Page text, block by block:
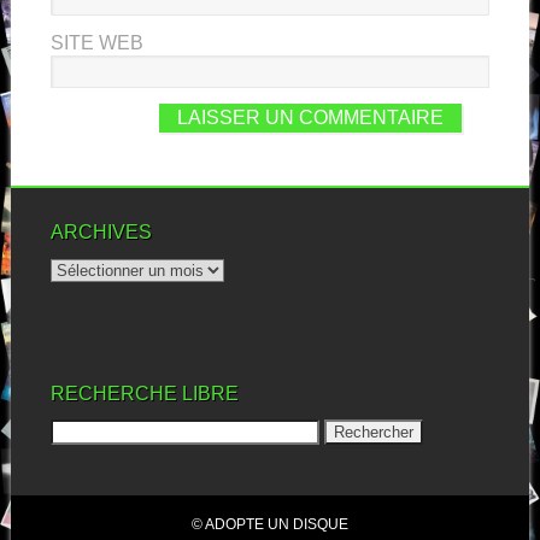
SITE WEB
ARCHIVES
RECHERCHE LIBRE
© ADOPTE UN DISQUE